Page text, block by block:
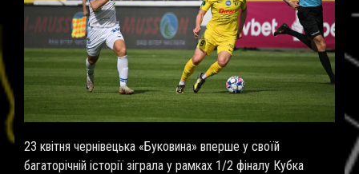
23 квітня чернівецька «Буковина» вперше у своїй
багаторічній історії зіграла у рамках 1/2 фіналу Кубка